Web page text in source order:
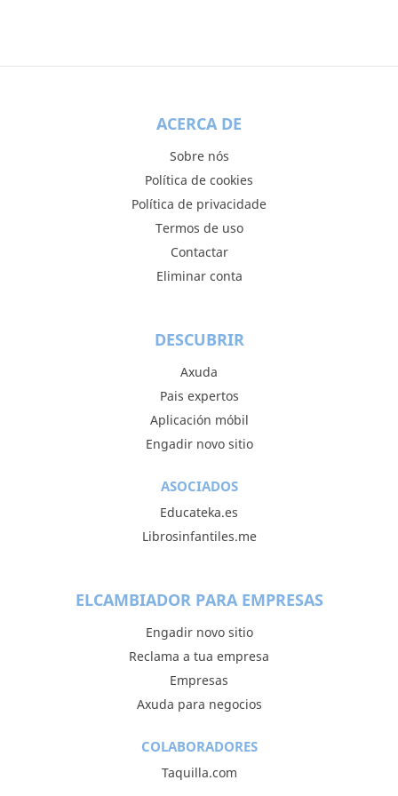
ACERCA DE
Sobre nós
Política de cookies
Política de privacidade
Termos de uso
Contactar
Eliminar conta
DESCUBRIR
Axuda
Pais expertos
Aplicación móbil
Engadir novo sitio
ASOCIADOS
Educateka.es
Librosinfantiles.me
ELCAMBIADOR PARA EMPRESAS
Engadir novo sitio
Reclama a tua empresa
Empresas
Axuda para negocios
COLABORADORES
Taquilla.com